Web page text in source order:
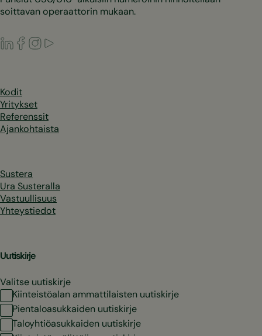
soittavan operaattorin mukaan.
LinkedIn
Facebook
Instagram
Kodit
Yritykset
Referenssit
Ajankohtaista
Sustera
Ura Susteralla
Vastuullisuus
Yhteystiedot
Uutiskirje
Valitse uutiskirje
Kiinteistöalan ammattilaisten uutiskirje
Pientaloasukkaiden uutiskirje
Taloyhtiöasukkaiden uutiskirje